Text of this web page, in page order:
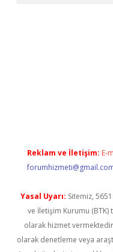
Reklam ve İletişim: E-
Yasal Uyarı: Sitemiz,
ve İletişim Kurumu (BTK)
olarak hizmet
olarak denetleme veya